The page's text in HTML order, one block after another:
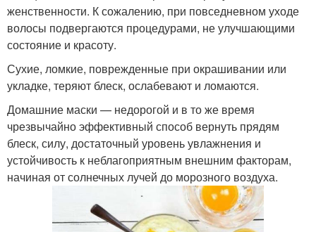
женственности. К сожалению, при повседневном уходе
волосы подвергаются процедурами, не улучшающими
состояние и красоту.
Сухие, ломкие, поврежденные при окрашивании или
укладке, теряют блеск, ослабевают и ломаются.
Домашние маски — недорогой и в то же время
чрезвычайно эффективный способ вернуть прядям
блеск, силу, достаточный уровень увлажнения и
устойчивость к неблагоприятным внешним факторам,
начиная от солнечных лучей до морозного воздуха.